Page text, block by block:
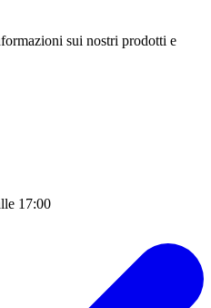
sui nostri prodotti e
17:00